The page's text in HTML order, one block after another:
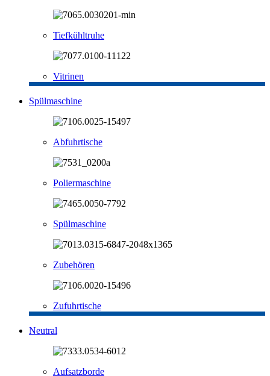
Tiefkühltruhe
Vitrinen
Spülmaschine
Abfuhrtische
Poliermaschine
Spülmaschine
Zubehören
Zufuhrtische
Neutral
Aufsatzborde